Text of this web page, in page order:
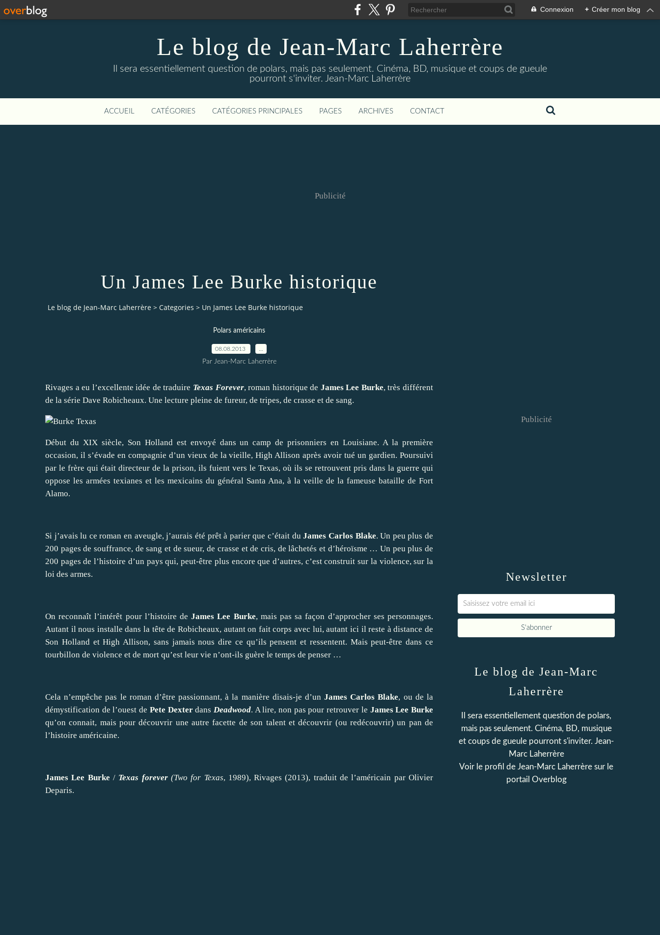
Connexion + Créer mon blog
Le blog de Jean-Marc Laherrère
Il sera essentiellement question de polars, mais pas seulement. Cinéma, BD, musique et coups de gueule
pourront s'inviter. Jean-Marc Laherrère
ACCUEIL CATÉGORIES CATÉGORIES PRINCIPALES PAGES ARCHIVES CONTACT
Publicité
Un James Lee Burke historique
Le blog de Jean-Marc Laherrère > Categories > Un James Lee Burke historique
Polars américains
08.08.2013
Par Jean-Marc Laherrère
Rivages a eu l’excellente idée de traduire Texas Forever, roman historique de James Lee Burke, très différent
de la série Dave Robicheaux. Une lecture pleine de fureur, de tripes, de crasse et de sang.
Début du XIX siècle, Son Holland est envoyé dans un camp de prisonniers en Louisiane. A la première
occasion, il s’évade en compagnie d’un vieux de la vieille, High Allison après avoir tué un gardien. Poursuivi
par le frère qui était directeur de la prison, ils fuient vers le Texas, où ils se retrouvent pris dans la guerre qui
oppose les armées texianes et les mexicains du général Santa Ana, à la veille de la fameuse bataille de Fort
Alamo.
Si j’avais lu ce roman en aveugle, j’aurais été prêt à parier que c’était duJames Carlos Blake. Un peu plus de
200 pages de souffrance, de sang et de sueur, de crasse et de cris, de lâchetés et d’héroïsme … Un peu plus de
200 pages de l’histoire d’un pays qui, peut-être plus encore que d’autres, c’est construit sur la violence, sur la
loi des armes.
On reconnaît l’intérêt pour l’histoire deJames Lee Burke, mais pas sa façon d’approcher ses personnages.
Autant il nous installe dans la tête de Robicheaux, autant on fait corps avec lui, autant ici il reste à distance de
Son Holland et High Allison, sans jamais nous dire ce qu’ils pensent et ressentent. Mais peut-être dans ce
tourbillon de violence et de mort qu’est leur vie n’ont-ils guère le temps de penser …
Cela n’empêche pas le roman d’être passionnant, à la manière disais-je d’unJames Carlos Blake, ou de la
démystification de l’ouest de Pete Dexterdans Deadwood. A lire, non pas pour retrouver le James Lee Burke
qu’on connait, mais pour découvrir une autre facette de son talent et découvrir (ou redécouvrir) un pan de
l’histoire américaine.
James Lee Burke / Texas forever (Two for Texas, 1989), Rivages (2013), traduit de l’américain par Olivier
Deparis.
Newsletter
Publicité
Le blog de Jean-Marc
Laherrère
Il sera essentiellement question de polars,
mais pas seulement. Cinéma, BD, musique
et coups de gueule pourront s'inviter. Jean-
Marc Laherrère
Voir le profil de Jean-Marc Laherrère sur le
portail Overblog